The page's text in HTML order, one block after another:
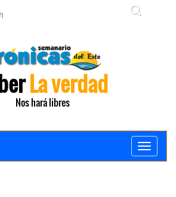
La verdad
Nos hará libres
Toggle